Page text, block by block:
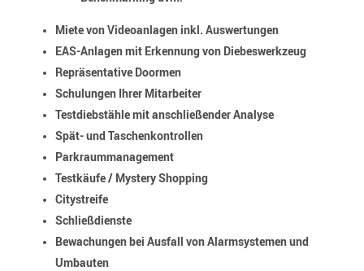
Miete von Videoanlagen inkl. Auswertungen
EAS-Anlagen mit Erkennung von Diebeswerkzeug
Repräsentative Doormen
Schulungen Ihrer Mitarbeiter
Testdiebstähle mit anschließender Analyse
Spät- und Taschenkontrollen
Parkraummanagement
Testkäufe / Mystery Shopping
Citystreife
Schließdienste
Bewachungen bei Ausfall von Alarmsystemen und
Umbauten